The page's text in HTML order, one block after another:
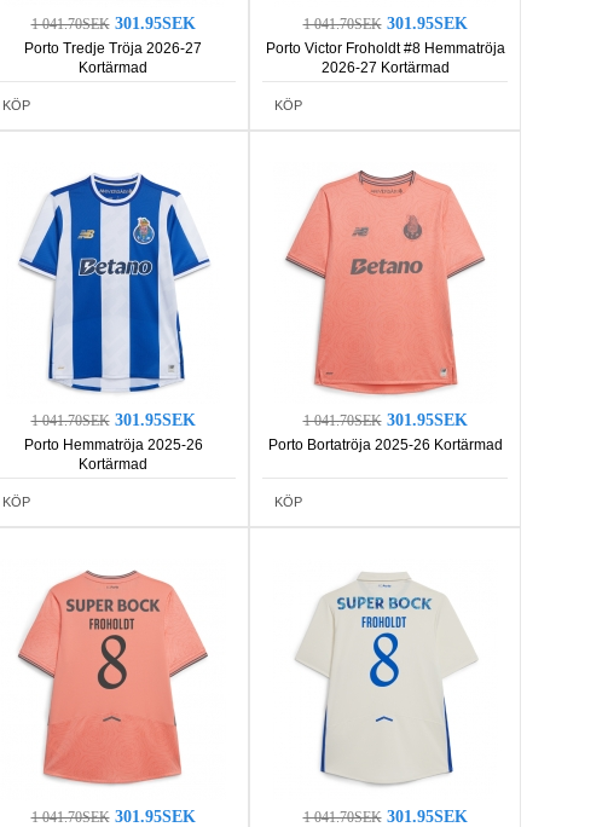
1 041.70SEK 301.95SEK
Porto Tredje Tröja 2026-27
Kortärmad
KÖP
1 041.70SEK 301.95SEK
Porto Victor Froholdt #8 Hemmatröja
2026-27 Kortärmad
KÖP
1 041.70SEK 301.95SEK
Porto Hemmatröja 2025-26
Kortärmad
KÖP
1 041.70SEK 301.95SEK
Porto Bortatröja 2025-26 Kortärmad
KÖP
1 041.70SEK 301.95SEK 1 041.70SEK 301.95SEK